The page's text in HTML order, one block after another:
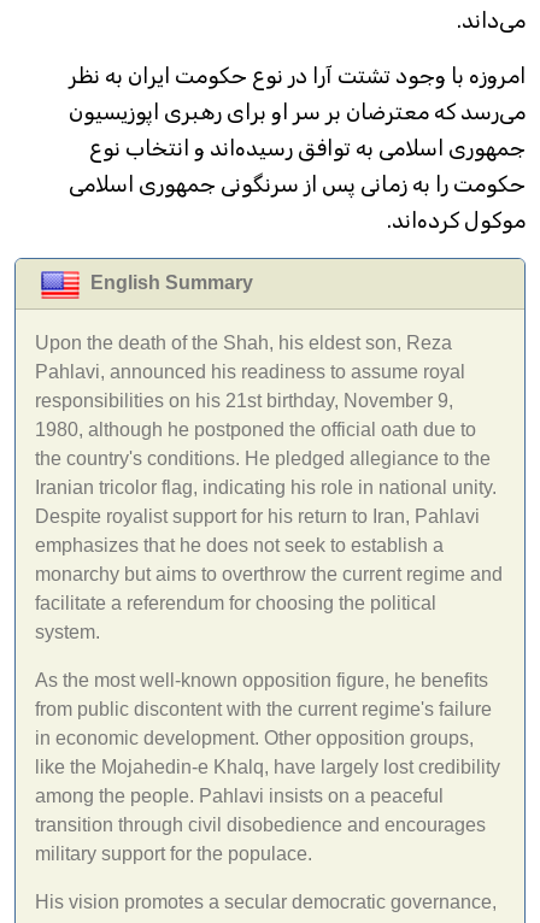
می‌داند.
امروزه با وجود تشتت آرا در نوع حکومت ایران به نظر
می‌رسد که معترضان بر سر او برای رهبری اپوزیسیون
جمهوری اسلامی به توافق رسیده‌اند و انتخاب نوع
حکومت را به زمانی پس از سرنگونی جمهوری اسلامی
موکول کرده‌اند.
English Summary
Upon the death of the Shah, his eldest son, Reza
Pahlavi, announced his readiness to assume royal
responsibilities on his 21st birthday, November 9,
1980, although he postponed the official oath due to
the country's conditions. He pledged allegiance to the
Iranian tricolor flag, indicating his role in national unity.
Despite royalist support for his return to Iran, Pahlavi
emphasizes that he does not seek to establish a
monarchy but aims to overthrow the current regime and
facilitate a referendum for choosing the political
system.
As the most well-known opposition figure, he benefits
from public discontent with the current regime's failure
in economic development. Other opposition groups,
like the Mojahedin-e Khalq, have largely lost credibility
among the people. Pahlavi insists on a peaceful
transition through civil disobedience and encourages
military support for the populace.
His vision promotes a secular democratic governance,